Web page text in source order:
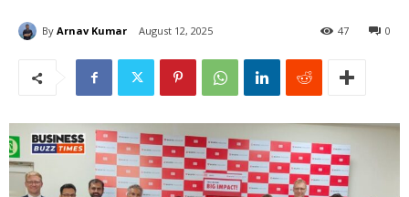
By Arnav Kumar August 12, 2025 0
47